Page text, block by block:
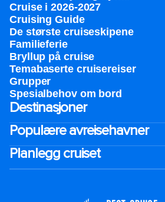
Cruise i 2026-2027
Cruising Guide
De største cruiseskipene
Familieferie
Bryllup på cruise
Temabaserte cruisereiser
Grupper
Spesialbehov om bord
Destinasjoner
Populære avreisehavner
Planlegg cruiset